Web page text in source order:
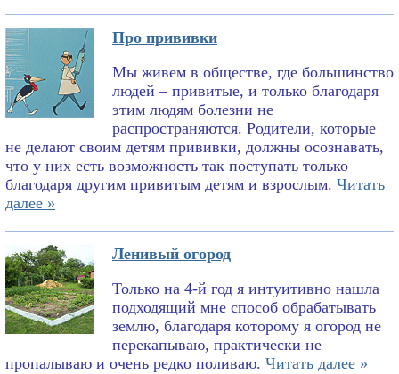
Про прививки
Мы живем в обществе, где большинство
людей – привитые, и только благодаря
этим людям болезни не
распространяются. Родители, которые
не делают своим детям прививки, должны осознавать,
что у них есть возможность так поступать только
благодаря другим привитым детям и взрослым. Читать
далее »
Ленивый огород
Только на 4-й год я интуитивно нашла
подходящий мне способ обрабатывать
землю, благодаря которому я огород не
перекапываю, практически не
пропалываю и очень редко поливаю. Читать далее »